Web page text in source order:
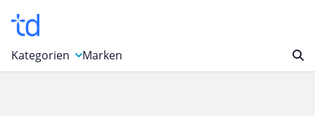
Kategorien Marken